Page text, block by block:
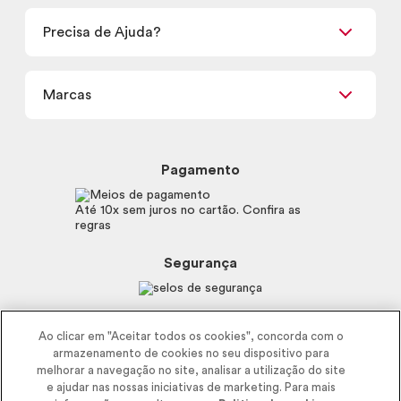
Nossas Lojas
Código de defesa do consumidor
Trabalhe com a gente
Recomendações Covid19
Precisa de Ajuda?
Frete e Entrega
Fale Conosco
E-mail
Marcas
Pagamento
Até 10x sem juros no cartão. Confira as
regras
Segurança
Ao clicar em "Aceitar todos os cookies", concorda com o
armazenamento de cookies no seu dispositivo para
melhorar a navegação no site, analisar a utilização do site
e ajudar nas nossas iniciativas de marketing. Para mais